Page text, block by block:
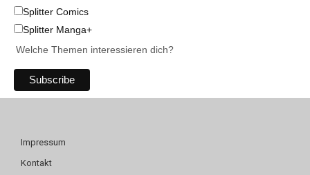
Splitter Comics
Splitter Manga+
Welche Themen interessieren dich?
Impressum
Kontakt